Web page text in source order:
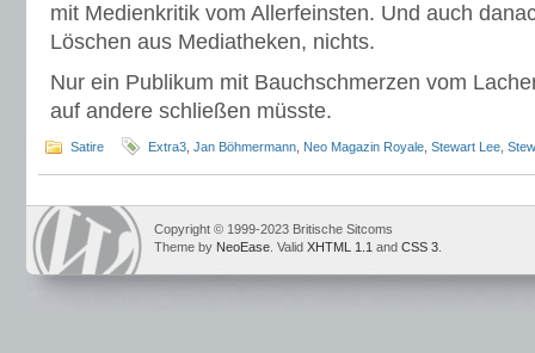
mit Medienkritik vom Allerfeinsten. Und auch
Löschen aus Mediatheken, nichts.
Nur ein Publikum mit Bauchschmerzen vom
auf andere schließen müsste.
Satire Extra3 Jan Böhmermann Neo Magazin Royale Stewart Lee
Copyright © 1999-2023 Britische Sitcoms
Theme by NeoEase . Valid XHTML 1.1 and CSS 3